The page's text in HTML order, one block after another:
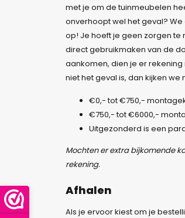
met je om de tuinmeubelen
onverhoopt wel het geval?
op! Je hoeft je geen zorgen
direct gebruikmaken van de
aankomen, dien je er
niet het geval is, dan kijken
€0,- tot €750,-
€750,- tot €6000,-
Uitgezonderd is een
Mochten er extra bijkomende
rekening.
Afhalen
Als je ervoor kiest om je